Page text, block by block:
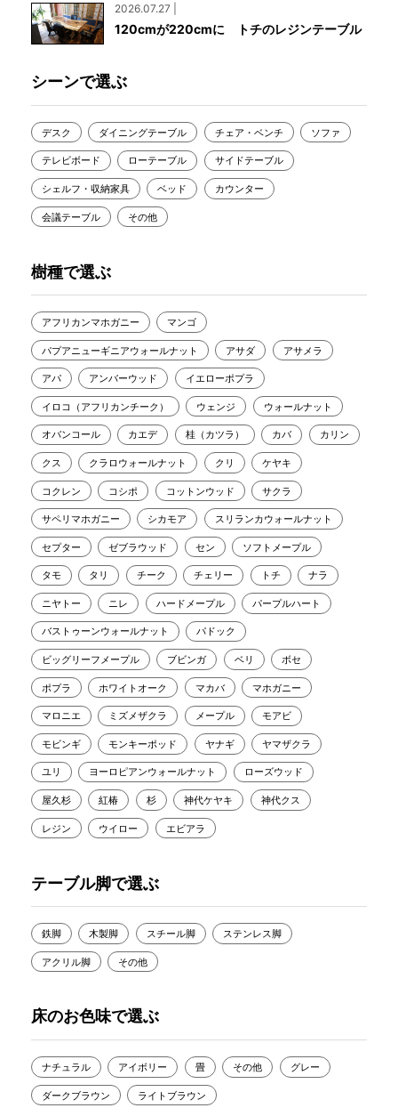
2026.07.27 |
120cmが220cmに トチのレジンテーブル
シーンで選ぶ
デスク ダイニングテーブル チェア・ベンチ ソファ
テレビボード ローテーブル サイドテーブル
シェルフ・収納家具 ベッド カウンター
会議テーブル その他
樹種で選ぶ
アフリカンマホガニー マンゴ
パプアニューギニアウォールナット アサダ アサメラ
アパ アンバーウッド イエローポプラ
イロコ（アフリカンチーク） ウェンジ ウォールナット
オバンコール カエデ 桂（カツラ） カバ カリン
クス クラロウォールナット クリ ケヤキ
コクレン コシポ コットンウッド サクラ
サペリマホガニー シカモア スリランカウォールナット
セプター ゼブラウッド セン ソフトメープル
タモ タリ チーク チェリー トチ ナラ
ニヤトー ニレ ハードメープル パープルハート
バストゥーンウォールナット パドック
ビッグリーフメープル ブビンガ ベリ ボセ
ポプラ ホワイトオーク マカバ マホガニー
マロニエ ミズメザクラ メープル モアビ
モビンギ モンキーポッド ヤナギ ヤマザクラ
ユリ ヨーロピアンウォールナット ローズウッド
屋久杉 紅椿 杉 神代ケヤキ 神代クス
レジン ウイロー エビアラ
テーブル脚で選ぶ
鉄脚 木製脚 スチール脚 ステンレス脚
アクリル脚 その他
床のお色味で選ぶ
ナチュラル アイボリー 畳 その他 グレー
ダークブラウン ライトブラウン